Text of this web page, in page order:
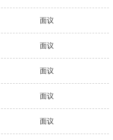
面议
面议
面议
面议
面议